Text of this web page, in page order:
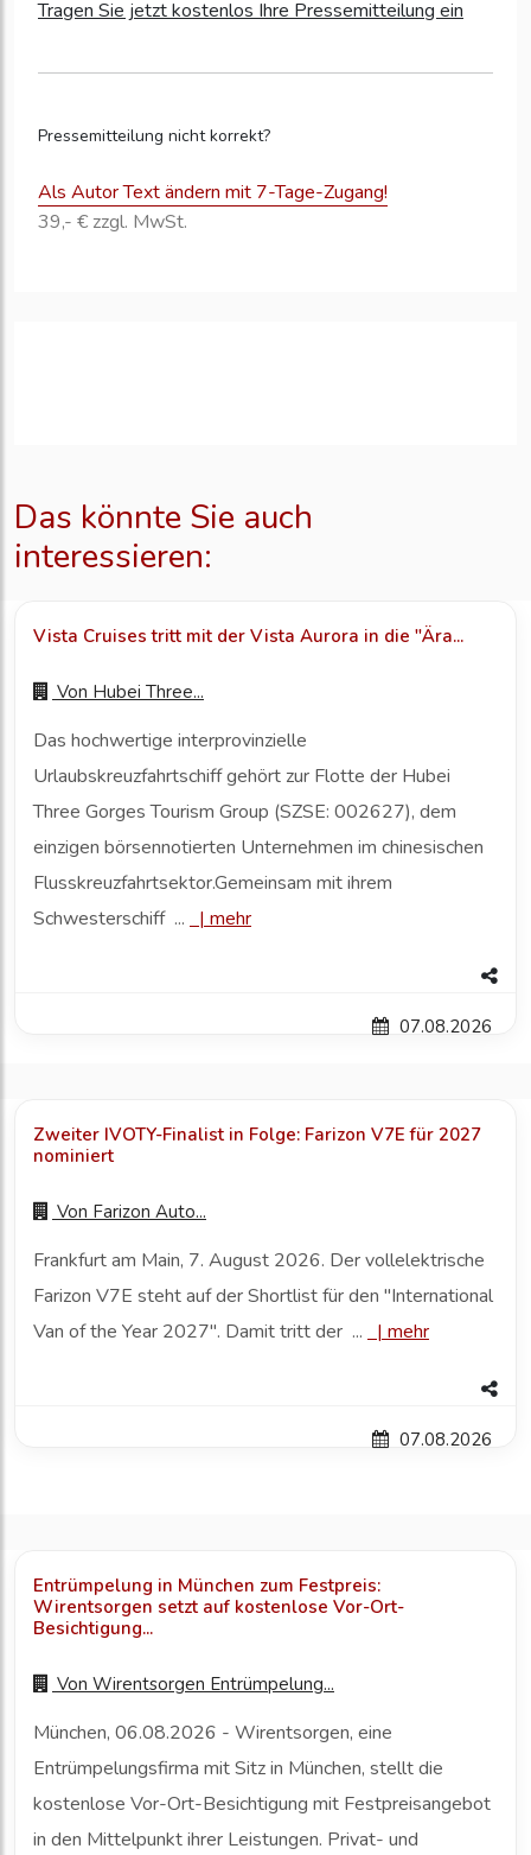
Tragen Sie jetzt kostenlos Ihre Pressemitteilung ein
Pressemitteilung nicht korrekt?
Als Autor Text ändern mit 7-Tage-Zugang!
39,- € zzgl. MwSt.
Das könnte Sie auch
interessieren:
Vista Cruises tritt mit der Vista Aurora in die "Ära...
Von Hubei Three...
Das hochwertige interprovinzielle
Urlaubskreuzfahrtschiff gehört zur Flotte der Hubei
Three Gorges Tourism Group (SZSE: 002627), dem
einzigen börsennotierten Unternehmen im chinesischen
Flusskreuzfahrtsektor.Gemeinsam mit ihrem
Schwesterschiff ...
| mehr
07.08.2026
Zweiter IVOTY-Finalist in Folge: Farizon V7E für 2027
nominiert
Von Farizon Auto...
Fr ankfurt am Main, 7. August 2026. Der vollelektrische
Farizon V7E steht auf der Shortlist für den "International
Van of the Year 2027". Damit tritt der ...
| mehr
07.08.2026
Entrümpelung in München zum Festpreis:
Wirentsorgen setzt auf kostenlose Vor-Ort-
Besichtigung...
Von Wirentsorgen Entrümpelung...
München, 06.08.2026 - Wirentsorgen, eine
Entrümpelungsfirma mit Sitz in München, stellt die
kostenlose Vor-Ort-Besichtigung mit Festpreisangebot
in den Mittelpunkt ihrer Leistungen. Privat- und